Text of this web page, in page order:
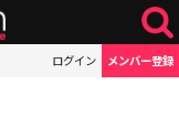
ログイン メンバー登録